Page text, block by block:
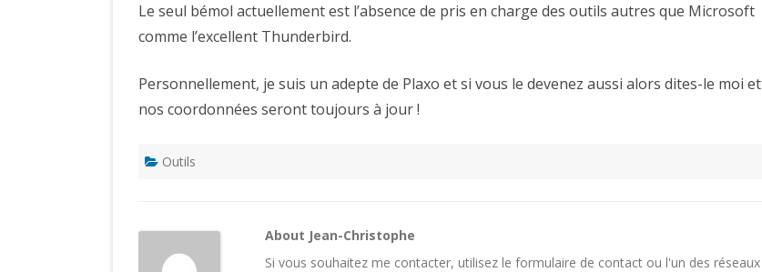
Le seul bémol actuellement est l’absence de pris en charge des outils autres que Microsoft
comme l’excellent Thunderbird.
Personnellement, je suis un adepte de Plaxo et si vous le devenez aussi alors dites-le moi et
nos coordonnées seront toujours à jour !
Outils
About Jean-Christophe
Si vous souhaitez me contacter, utilisez leformulaire de contact ou l'un desréseaux